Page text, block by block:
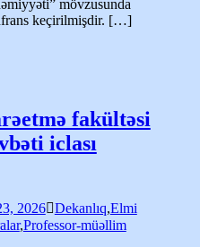
mövzusunda
keçirilmişdir. […]
fakültəsi
iclası
2026 Dekanlıq,Elmi
,Professor-müəllim